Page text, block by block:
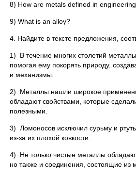
8) How are metals defined in
9) What is an alloy?
4. Найдите в тексте предложения,
1) В течение многих столетий
помогая ему покорять природу,
и механизмы.
2) Металлы нашли широкое
обладают свойствами, которые
полезными.
3) Ломоносов исключил сурьму и
из-за их плохой ковкости.
4) Не только чистые металлы
но также и соединения, состоящие из